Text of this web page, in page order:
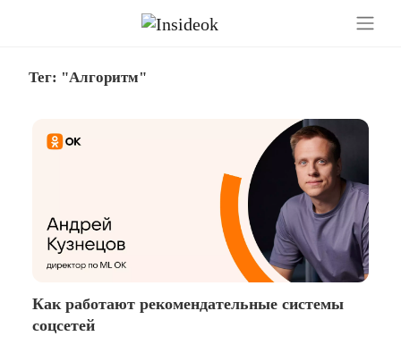
Тег: "Алгоритм"
Как работают рекомендательные системы
соцсетей